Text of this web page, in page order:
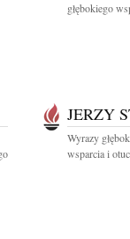
głębokiego
JERZY
Wyrazy
wsparcia i